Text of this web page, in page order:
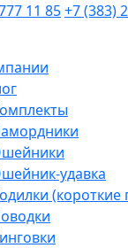
11 85+7 (383)
удавка
(короткие